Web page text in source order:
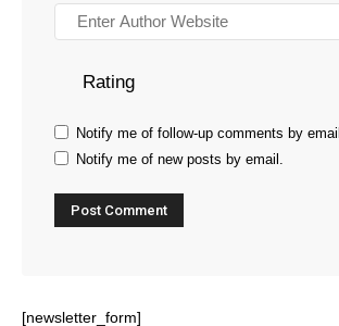
Rating
Notify me of follow-up comments by email.
Notify me of new posts by email.
[newsletter_form]